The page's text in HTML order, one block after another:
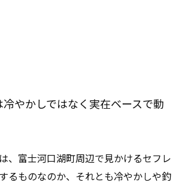
やかしではなく実在ベースで動
、富士河口湖町周辺で見かけるセフレ
るものなのか、それとも冷やかしや釣